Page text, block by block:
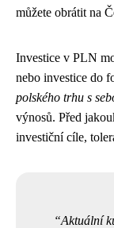
můžete obrátit na
Investice v PLN
nebo investice do
polského trhu s
výnosů. Před
investiční cíle,
Aktuální